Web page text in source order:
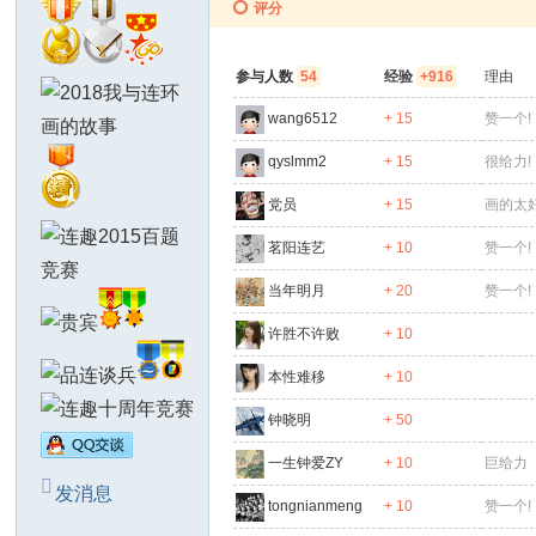
发消息
评分
参与人数 54 经验 +916 理由
wang6512 + 15 赞一个!
qyslmm2 + 15 很给力!
党员 + 15 画的太
茗阳连艺 + 10 赞一个!
当年明月 + 20 赞一个!
许胜不许败 + 10
本性难移 + 10
钟晓明 + 50
一生钟爱ZY + 10 巨给力
tongnianmeng + 10 赞一个!